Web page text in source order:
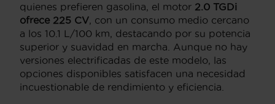
quienes prefieren gasolina, el motor 2.0 TGDi
ofrece 225 CV, con un consumo medio cercano
a los 10.1 L/100 km, destacando por su potencia
superior y suavidad en marcha. Aunque no hay
versiones electrificadas de este modelo, las
opciones disponibles satisfacen una necesidad
incuestionable de rendimiento y eficiencia.